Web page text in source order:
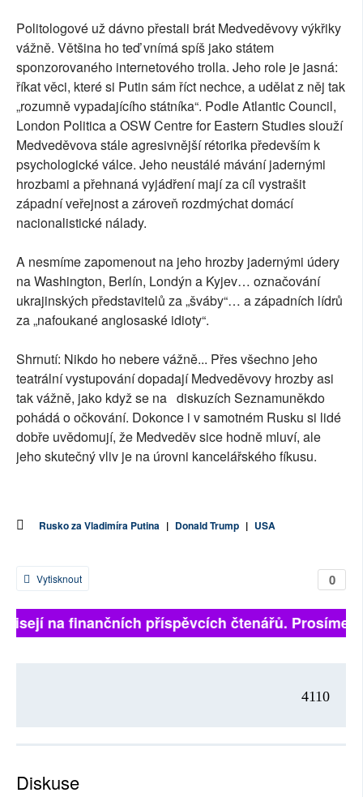
Politologové už dávno přestali brát Medveděvovy výkřiky
vážně. Většina ho teď vnímá spíš jako státem
sponzorovaného internetového trolla. Jeho role je jasná:
říkat věci, které si Putin sám říct nechce, a udělat z něj tak
„rozumně vypadajícího státníka“. Podle Atlantic Council,
London Politica a OSW Centre for Eastern Studies slouží
Medveděvova stále agresivnější rétorika především k
psychologické válce. Jeho neustálé mávání jadernými
hrozbami a přehnaná vyjádření mají za cíl vystrašit
západní veřejnost a zároveň rozdmýchat domácí
nacionalistické nálady.
A nesmíme zapomenout na jeho hrozby jadernými údery
na Washington, Berlín, Londýn a Kyjev… označování
ukrajinských představitelů za „šváby“… a západních lídrů
za „nafoukané anglosaské idioty“.
Shrnutí: Nikdo ho nebere vážně... Přes všechno jeho
teatrální vystupování dopadají Medveděvovy hrozby asi
tak vážně, jako když se na diskuzích Seznamuněkdo
pohádá o očkování. Dokonce i v samotném Rusku si lidé
dobře uvědomují, že Medveděv sice hodně mluví, ale
jeho skutečný vliv je na úrovni kancelářského fíkusu.
Rusko za Vladimíra Putina | Donald Trump | USA
0
Vytisknout
na finančních příspěvcích čtenářů. Prosíme,
4110
Diskuse